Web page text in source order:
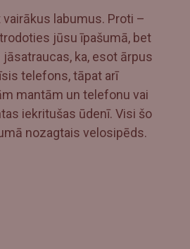
labumus. Proti –
jūsu īpašumā, bet
ka, esot ārpus
telefons, tāpat arī
mantām un telefonu vai
iekritušas ūdenī. Visi šo
nozagtais velosipēds.